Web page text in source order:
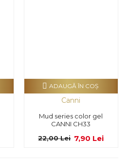
Canni
Mud series color gel
CANNI CH33
7,90 Lei
22,00 Lei
ADAUGĂ ÎN COŞ